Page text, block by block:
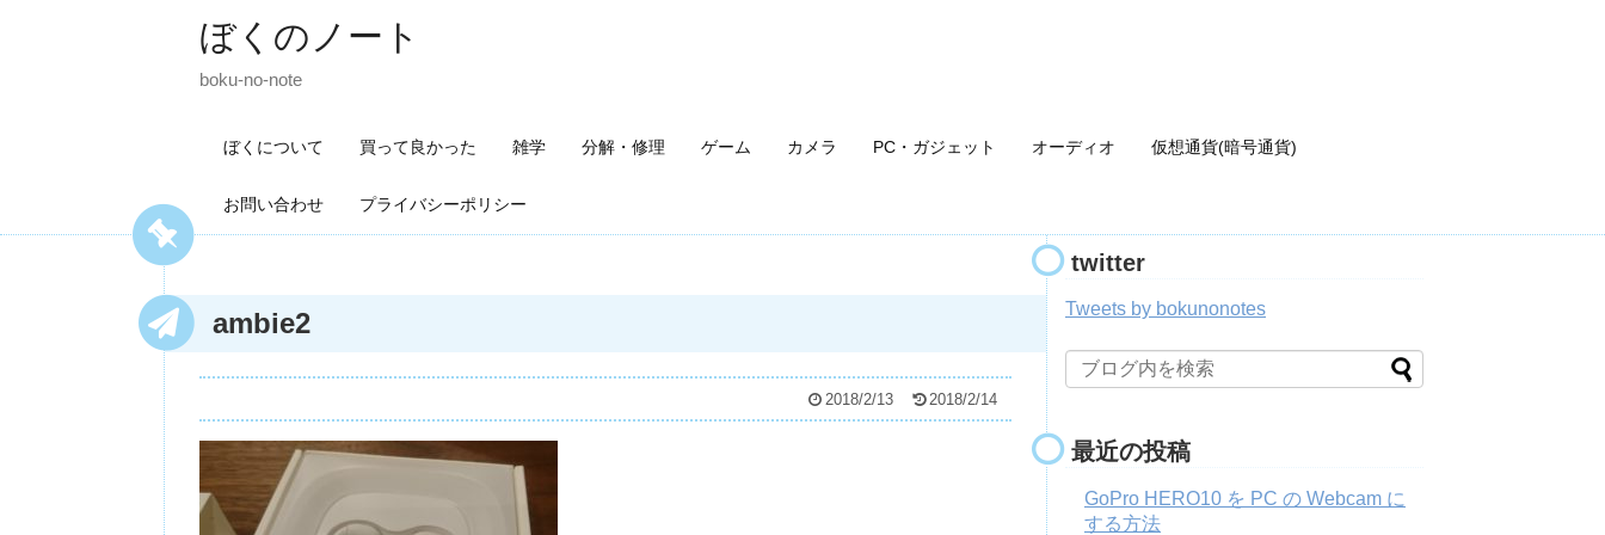
ぼくのノート
boku-no-note
ぼくについて 買って良かった 雑学 分解・修理 ゲーム カメラ PC・ガジェット オーディオ 仮想通貨(暗号通貨)
お問い合わせ プライバシーポリシー
ambie2
2018/2/13 2018/2/14
twitter
Tweets by bokunonotes
最近の投稿
GoPro HERO10 を PC の Webcam に
する方法